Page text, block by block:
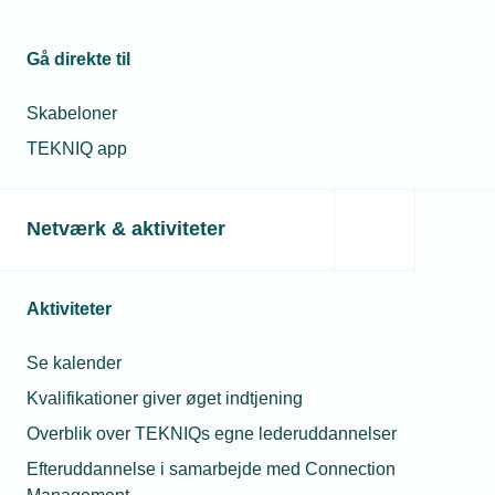
Gå direkte til
Skabeloner
TEKNIQ app
Netværk & aktiviteter
Aktiviteter
Se kalender
Kvalifikationer giver øget indtjening
Overblik over TEKNIQs egne lederuddannelser
Efteruddannelse i samarbejde med Connection
29. jun. 2023
Karakterer: Hvilken erhvervsskole er
sammen